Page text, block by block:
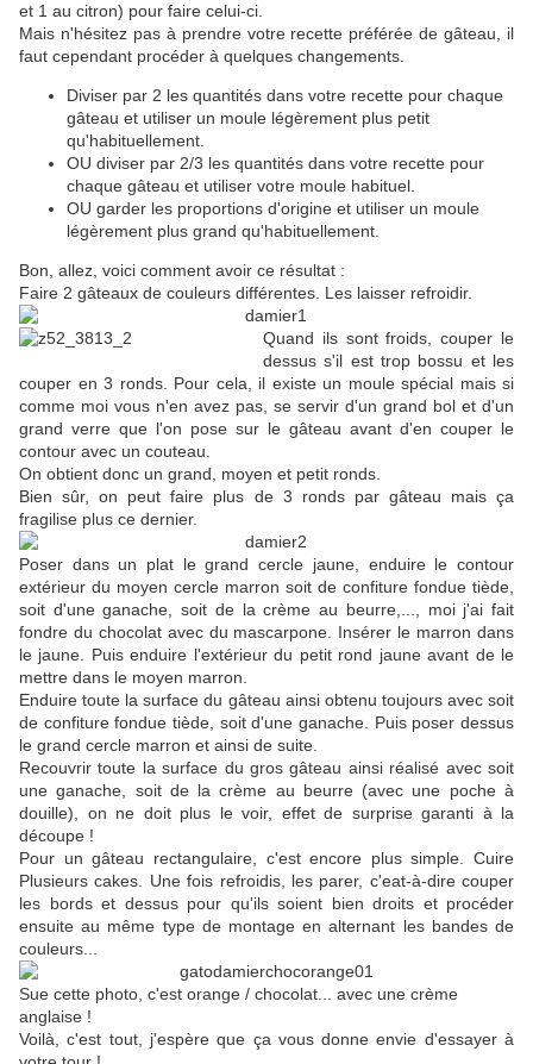
et 1 au citron) pour faire celui-ci.
Mais n'hésitez pas à prendre votre recette préférée de gâteau, il
faut cependant procéder à quelques changements.
Diviser par 2 les quantités dans votre recette pour chaque
gâteau et utiliser un moule légèrement plus petit
qu'habituellement.
OU diviser par 2/3 les quantités dans votre recette pour
chaque gâteau et utiliser votre moule habituel.
OU garder les proportions d'origine et utiliser un moule
légèrement plus grand qu'habituellement.
Bon, allez, voici comment avoir ce résultat :
Faire 2 gâteaux de couleurs différentes. Les laisser refroidir.
Quand ils sont froids, couper le
dessus s'il est trop bossu et les
couper en 3 ronds. Pour cela, il existe un moule spécial mais si
comme moi vous n'en avez pas, se servir d'un grand bol et d'un
grand verre que l'on pose sur le gâteau avant d'en couper le
contour avec un couteau.
On obtient donc un grand, moyen et petit ronds.
Bien sûr, on peut faire plus de 3 ronds par gâteau mais ça
fragilise plus ce dernier.
Poser dans un plat le grand cercle jaune, enduire le contour
extérieur du moyen cercle marron soit de confiture fondue tiède,
soit d'une ganache, soit de la crème au beurre,..., moi j'ai fait
fondre du chocolat avec du mascarpone. Insérer le marron dans
le jaune. Puis enduire l'extérieur du petit rond jaune avant de le
mettre dans le moyen marron.
Enduire toute la surface du gâteau ainsi obtenu toujours avec soit
de confiture fondue tiède, soit d'une ganache. Puis poser dessus
le grand cercle marron et ainsi de suite.
Recouvrir toute la surface du gros gâteau ainsi réalisé avec soit
une ganache, soit de la crème au beurre (avec une poche à
douille), on ne doit plus le voir, effet de surprise garanti à la
découpe !
Pour un gâteau rectangulaire, c'est encore plus simple. Cuire
Plusieurs cakes. Une fois refroidis, les parer, c'eat-à-dire couper
les bords et dessus pour qu'ils soient bien droits et procéder
ensuite au même type de montage en alternant les bandes de
couleurs...
Sue cette photo, c'est orange / chocolat... avec une crème
anglaise !
Voilà, c'est tout, j'espère que ça vous donne envie d'essayer à